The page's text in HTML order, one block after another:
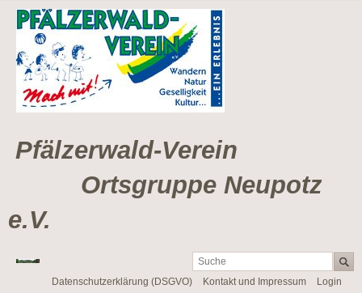
Pfälzerwald-Verein
Ortsgruppe Neupotz
e.V.
Navigation
Datenschutzerklärung (DSGVO) Kontakt und Impressum Login